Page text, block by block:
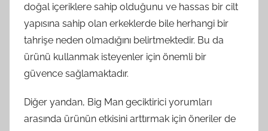
doğal içeriklere sahip olduğunu ve hassas bir cilt
yapısına sahip olan erkeklerde bile herhangi bir
tahrişe neden olmadığını belirtmektedir. Bu da
ürünü kullanmak isteyenler için önemli bir
güvence sağlamaktadır.
Diğer yandan, Big Man geciktirici yorumları
arasında ürünün etkisini arttırmak için öneriler de